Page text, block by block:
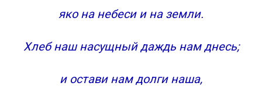
яко на небеси и на земли.
Хлеб наш насущный даждь нам днесь;
и остави нам долги наша,